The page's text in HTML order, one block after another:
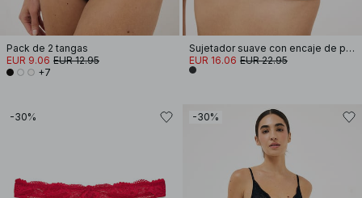
Pack de 2 tangas
EUR 9.06 EUR 12.95
+7
Sujetador suave con encaje de pestaña
EUR 16.06 EUR 22.95
-30% -30%